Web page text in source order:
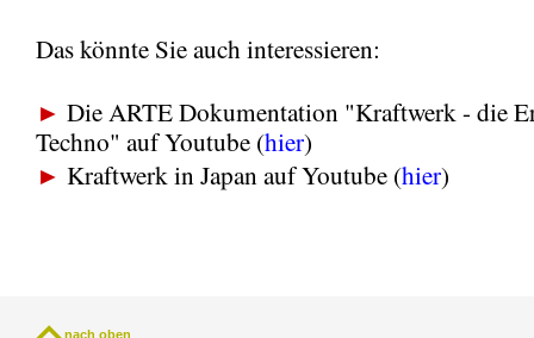
Das könnte Sie auch interessieren:
► Die ARTE Dokumentation "Kraftwerk - die
Techno" auf Youtube (hier)
► Kraftwerk in Japan auf Youtube (hier)
nach oben